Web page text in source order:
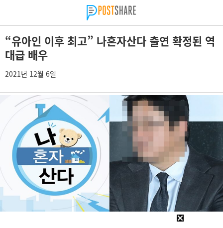
“유아인 이후 최고” 나혼자산다 출연 확정된 역
대급 배우
2021년 12월 6일